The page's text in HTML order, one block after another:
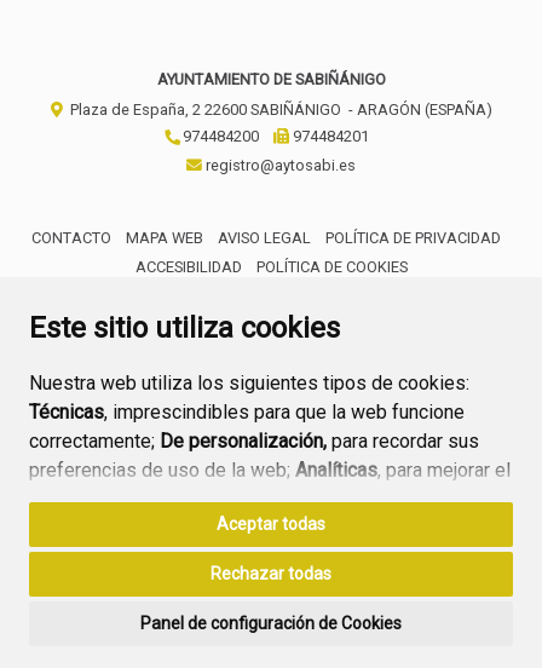
Este sitio utiliza cookies
Nuestra web utiliza los siguientes tipos de cookies:
Técnicas, imprescindibles para que la web funcione
correctamente; De personalización, para recordar sus
preferencias de uso de la web; Analíticas, para mejorar el
funcionamiento de la web y sus servicios.
Si acepta pulsando el botón“Aceptar todas”
consideramos que acepta su uso. Si pulsa el botón
ninguna acción, se guardarán las cookies técnicas
Aceptar todas
Rechazar todas
Panel de configuración de Cookies
AYUNTAMIENTO DE SABIÑÁNIGO
Plaza de España, 2 22600 SABIÑÁNIGO - ARAGÓN (ESPAÑA)
974484200
974484201
registro@aytosabi.es
CONTACTO MAPA WEB AVISO LEGAL
POLÍTICA DE PRIVACIDAD
ACCESIBILIDAD
POLÍTICA DE COOKIES